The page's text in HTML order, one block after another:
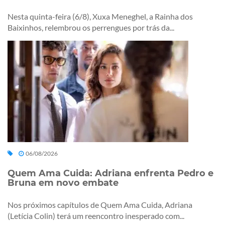
Nesta quinta-feira (6/8), Xuxa Meneghel, a Rainha dos
Baixinhos, relembrou os perrengues por trás da...
06/08/2026
Quem Ama Cuida: Adriana enfrenta Pedro e
Bruna em novo embate
Nos próximos capítulos de Quem Ama Cuida, Adriana
(Letícia Colin) terá um reencontro inesperado com...